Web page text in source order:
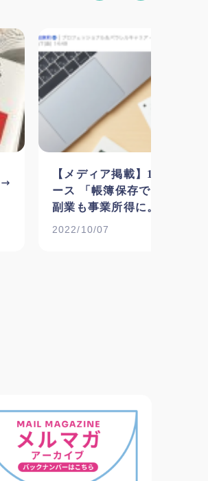
【メディア掲載】10/7
ース 「帳簿保存で300万円以
副業も事業所得に。フリー
安堵の声」
2022/10/07